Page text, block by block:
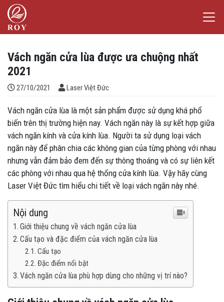
Chuyển đến nội dung
Laser Việt Đức
Vách ngăn cửa lùa được ưa chuộng nhất
2021
27/10/2021 Đăng bởi
Laser Việt Đức
Vách ngăn cửa lùa là một sản phẩm được sử dụng khá phổ
biến trên thị trường hiện nay. Vách ngăn này là sự kết hợp giữa
vách ngăn kính và cửa kính lùa. Người ta sử dụng loại vách
ngăn này để phân chia các không gian của từng phòng với nhau
nhưng vẫn đảm bảo đem đến sự thông thoáng và có sự liên kết
các phòng với nhau qua hệ thống cửa kính lùa. Vậy hãy cùng
Laser Việt Đức tìm hiểu chi tiết về loại vách ngăn này nhé.
Nội dung
Giới thiệu chung về vách ngăn cửa lùa
Cấu tạo và đặc điểm của vách ngăn cửa lùa
Cấu tạo
Đặc điểm nổi bật
Vách ngăn cửa lùa phù hợp dùng cho những vị trí nào?